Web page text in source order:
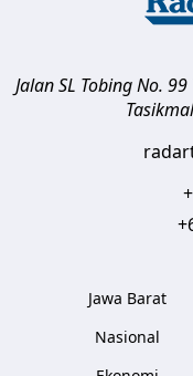
Jalan SL Tobing No.
Jawa Barat
Nasional